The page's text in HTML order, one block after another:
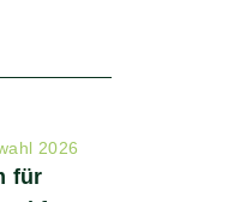
2026
für